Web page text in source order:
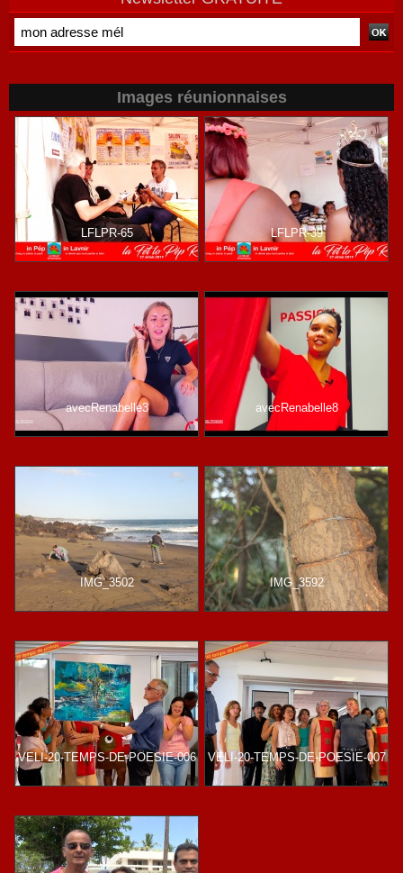
Images réunionnaises
LFLPR-65 LFLPR-39
avecRenabelle3 avecRenabelle8
IMG_3502 IMG_3592
VELI-20-TEMPS-DE-POESIE-006 VELI-20-TEMPS-DE-POESIE-007